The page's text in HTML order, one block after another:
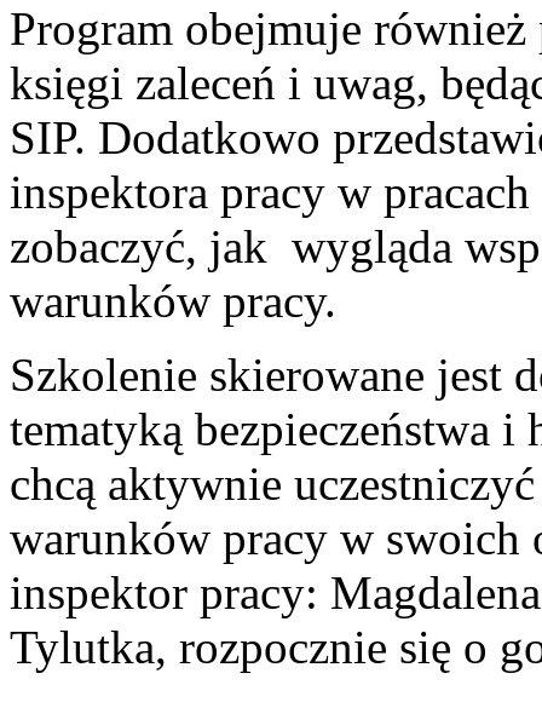
Program obejmuje
księgi zaleceń i uwag,
SIP. Dodatkowo
inspektora pracy w
zobaczyć, jak wygląda
warunków pracy.
Szkolenie skierowane jest
tematyką bezpieczeństwa
chcą aktywnie
warunków pracy w swoich
inspektor pracy:
Tylutka, rozpocznie się o